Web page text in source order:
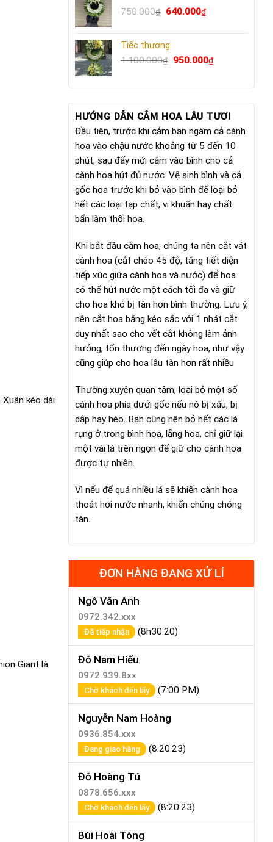
kéo dài
Giant là
640.000₫.
750.000₫
Giá
750.000₫.
640.000₫Giá
640.000₫.
Tiếc thương
1.100.000₫
Giá
950.000₫Giá
HƯỚNG DẪN CẮM HOA LÂU TƯƠI
Đầu tiên, trước khi cắm bạn ngâm cả cành
hoa vào chậu nước khoảng từ 5 đến 10
phút, sau đấy mới cắm vào bình cho cả
cành hoa hút đủ nước. Vệ sinh bình và cả
gốc hoa trước khi bỏ vào bình để loại bỏ
hết các loại tạp chất, vi khuẩn hay chất
bẩn làm thối hoa.
Khi bắt đầu cắm hoa, chúng ta nên cắt vát
cành hoa (cắt chéo 45 độ, tăng tiết diện
tiếp xúc giữa cành hoa và nước) để hoa
có thể hút nước một cách tối đa và giữ
cho hoa khó bị tàn hơn bình thường. Lưu ý,
nên cắt hoa bằng kéo sắc với 1 nhát cắt
duy nhất sao cho vết cắt không làm ảnh
hưởng, tổn thương đến ngày hoa, như vậy
cũng giúp cho hoa lâu tàn hơn rất nhiều
Thường xuyên quan tâm, loại bỏ một số
cánh hoa phía dưới gốc nếu nó bị xấu, bị
dập hay héo. Bạn cũng nên bỏ hết các lá
rụng ở trong bình hoa, lẵng hoa, chỉ giữ lại
một vài lá trên ngọn để giữ cho cành hoa
được tự nhiên.
Vì nếu để quá nhiều lá sẽ khiến cành hoa
thoát hơi nước nhanh, khiến chúng chóng
tàn.
ĐƠN HÀNG ĐANG XỬ LÍ
Ngô Văn Anh
0972.342.xxx
Đã tiếp nhận (8h30:20)
Đỗ Nam Hiếu
0972.939.8xx
Chờ khách đến lấy (7:00 PM)
Nguyễn Nam Hoàng
0936.854.xxx
Đang giao hàng (8:20:23)
Đỗ Hoàng Tú
0878.656.xxx
Chờ khách đến lấy (8:20:23)
Bùi Hoài Tòng